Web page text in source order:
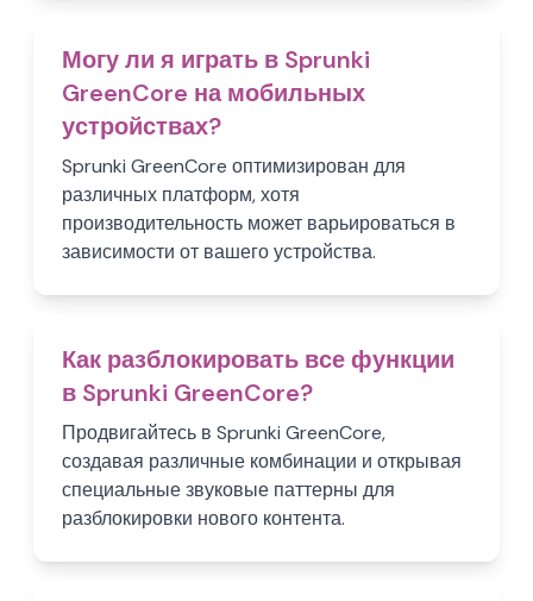
Могу ли я играть в Sprunki
GreenCore на мобильных
устройствах?
Sprunki GreenCore оптимизирован для
различных платформ, хотя
производительность может варьироваться в
зависимости от вашего устройства.
Как разблокировать все функции
в Sprunki GreenCore?
Продвигайтесь в Sprunki GreenCore,
создавая различные комбинации и открывая
специальные звуковые паттерны для
разблокировки нового контента.